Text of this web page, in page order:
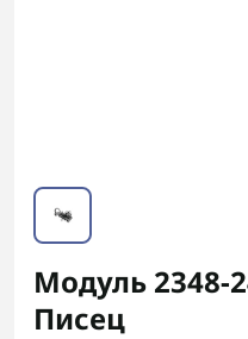
Модуль 2348-
Писец